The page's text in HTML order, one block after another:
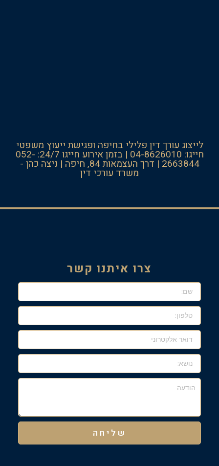
לייצוג עורך דין פלילי בחיפה ופגישת ייעוץ משפטי
חייגו: 04-8626010 | בזמן אירוע חייגו 24/7: 052-
2663844 | דרך העצמאות 84, חיפה | ניצה כהן -
משרד עורכי דין
צרו איתנו קשר
שם:
טלפון:
דואר
נושא:
הודעה
שליחה